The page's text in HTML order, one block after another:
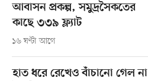
আবাসন প্রকল্প, সমুদ্রসৈকতের
কাছে ৩৩৯ ফ্ল্যাট
১৬ ঘণ্টা আগে
হাত ধরে রেখেও বাঁচানো গেল না